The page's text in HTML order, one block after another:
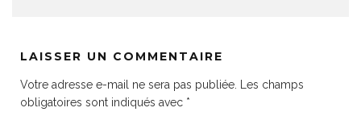
LAISSER UN COMMENTAIRE
Votre adresse e-mail ne sera pas publiée.
Les champs
obligatoires sont indiqués avec *